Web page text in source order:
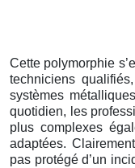
Cette polymorphie
techniciens
systèmes
quotidien, les
plus complexes
adaptées.
pas protégé d’un